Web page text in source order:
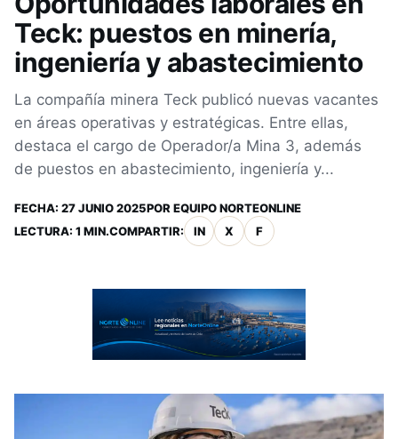
Teck: puestos en minería,
ingeniería y abastecimiento
La compañía minera Teck publicó nuevas vacantes
en áreas operativas y estratégicas. Entre ellas,
destaca el cargo de Operador/a Mina 3, además
de puestos en abastecimiento, ingeniería y...
FECHA: 27 JUNIO 2025POR EQUIPO NORTEONLINE
LECTURA: 1 MIN.COMPARTIR: IN X F